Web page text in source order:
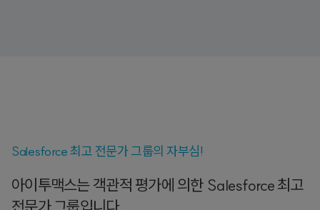
Salesforce 최고 전문가 그룹의 자부심!
아이투맥스는 객관적 평가에 의한 Salesforce 최고